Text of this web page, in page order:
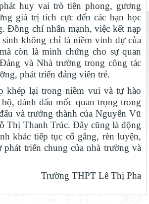
huy vai trò tiên phong, gương
giá trị tích cực đến các bạn học
Đồng chí nhấn mạnh, việc kết nạp
không chỉ là niềm vinh dự của
còn là minh chứng cho sự quan
và Nhà trường trong công tác
phát triển đảng viên trẻ.
khép lại trong niềm vui và tự hào
đánh dấu mốc quan trọng trong
và trưởng thành của Nguyễn Vũ
Thị Thanh Trúc. Đây cũng là động
khác tiếp tục cố gắng, rèn luyện,
phát triển chung của nhà trường và
Trường THPT Lê Thị Pha
ngũ quản lý, nhân sự hỗ trợ giáo dục khi
công lập
để kịp năm học mới
Xuân Hương
nghề nghiệp